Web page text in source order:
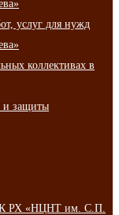
услуг для нужд
коллективах в
и защиты
РХ «НЦНТ им. С.П.